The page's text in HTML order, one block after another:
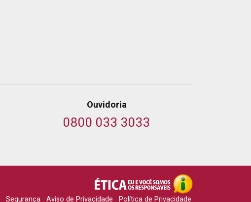
Ouvidoria
0800 033 3033
Segurança Aviso de Privacidade Política de Privacidade